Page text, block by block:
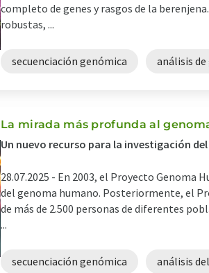
completo de genes y rasgos de la
robustas, ...
secuenciación genómica análisis de
La mirada más profunda al
Un nuevo recurso para la investigación
28.07.2025 - En 2003, el Proyecto Genoma
del genoma humano. Posteriormente, el
de más de 2.500 personas de diferentes
...
secuenciación genómica análisis